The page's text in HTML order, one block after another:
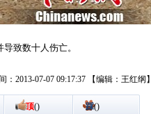
致数十人伤亡。
：2013-07-07 09:17:37 【编辑：王红纲】
顶() 踩()